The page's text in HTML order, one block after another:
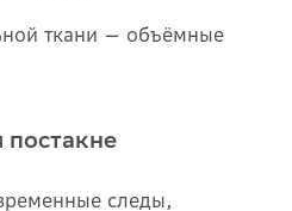
ткани — объёмные
постакне
следы,